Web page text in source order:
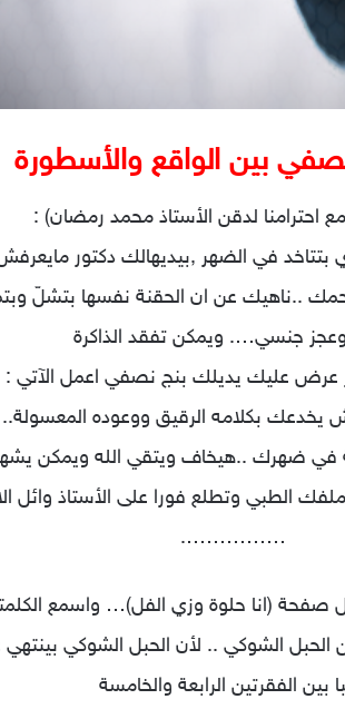
بين الواقع والأسطورة
احترامنا لدقن الأستاذ محمد رمضان) :
في الضهر ,بيديهالك دكتور
..ناهيك عن ان الحقنة نفسها بتشلّ
وعجز جنسي…. ويمكن تفقد الذاكرة
عرض عليك يديلك بنج نصفي اعمل الآتي :
…………….
صفحة (انا حلوة وزي الفل)… واسمع
الشوكي .. لأن الحبل الشوكي بينتهي
بين الفقرتين الرابعة والخامسة